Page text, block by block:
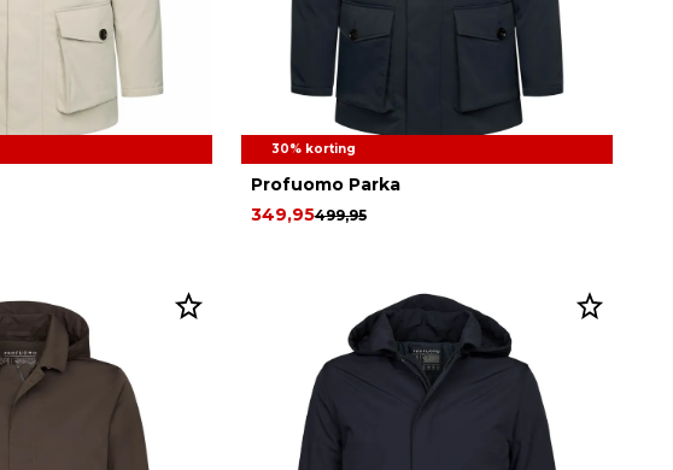
30% korting
Profuomo Parka
499,95
349,95